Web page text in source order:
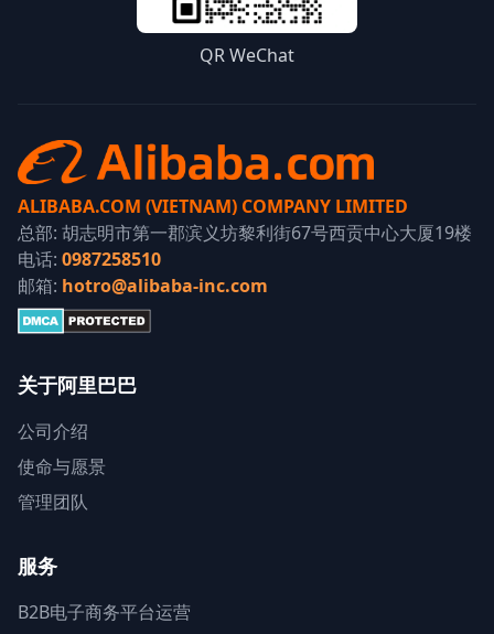
QR WeChat
ALIBABA.COM (VIETNAM) COMPANY LIMITED
总部: 胡志明市第一郡滨义坊黎利街67号西贡中心大厦19楼
电话: 0987258510
邮箱: hotro@alibaba-inc.com
关于阿里巴巴
公司介绍
使命与愿景
管理团队
服务
B2B电子商务平台运营